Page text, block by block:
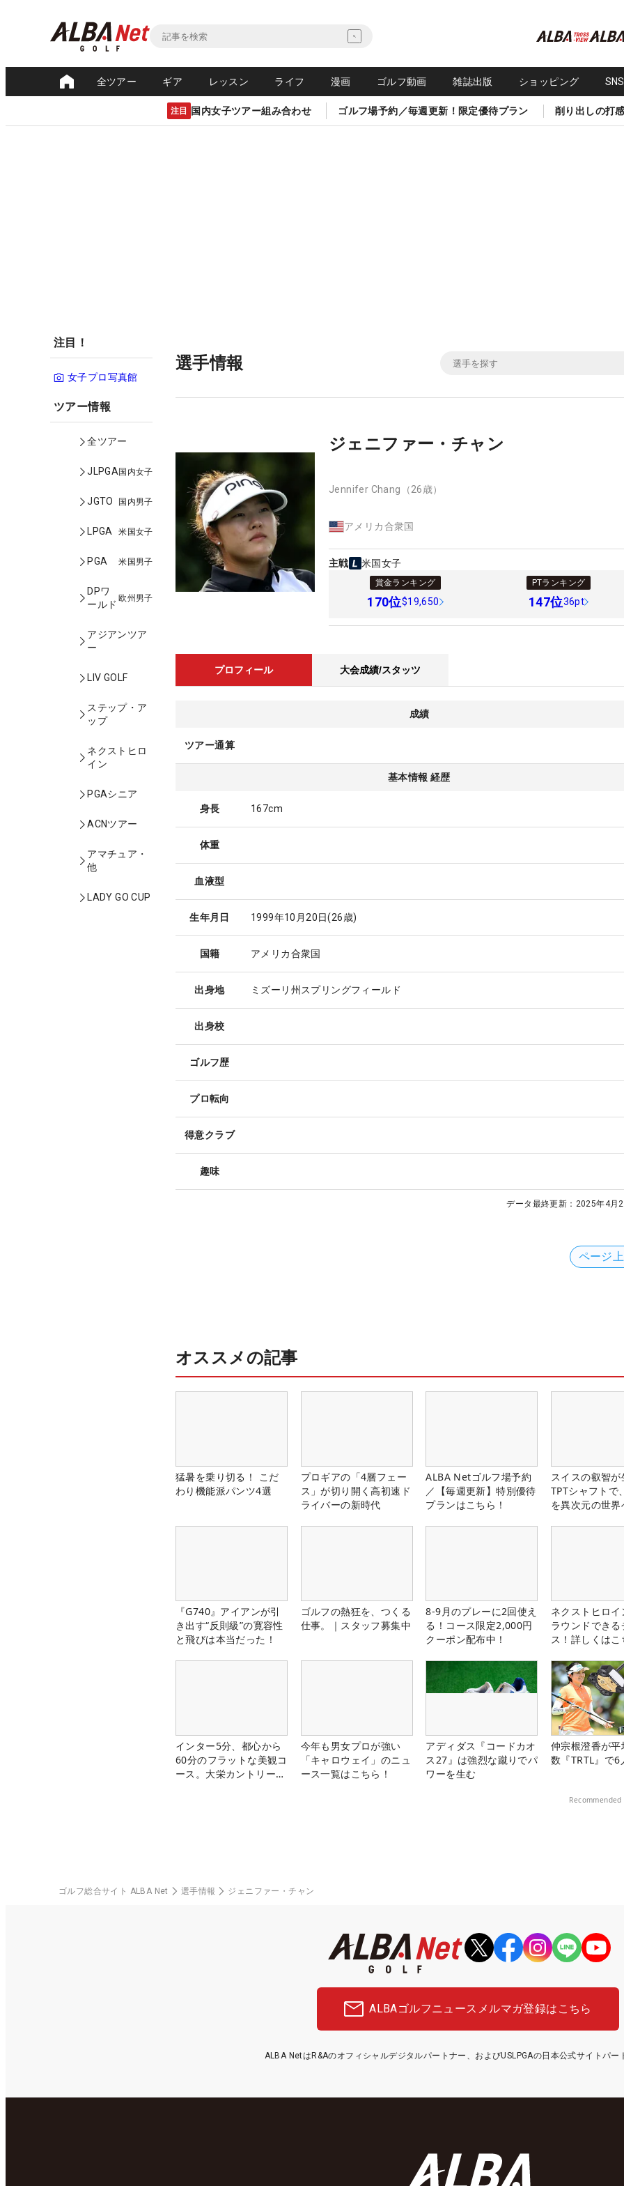
全ツアー ギア レッスン ライフ 漫画 ゴルフ動画 雑誌出版 ショッピング
注目 国内女子ツアー組み合わせ ゴルフ場予約／毎週更新！限定優待プラン 削り出しの打
注目！
女子プロ写真館
ツアー情報
全ツアー
JLPGA国内女子
JGTO 国内男子
LPGA 米国女子
PGA 米国男子
DPワ
ールド
欧州男子
アジアンツア
ー
LIV GOLF
ステップ・ア
ップ
ネクストヒロ
イン
PGAシニア
ACNツアー
アマチュア・
他
LADY GO CUP
選手情報
ジェニファー・チャン
Jennifer Chang （26歳）
アメリカ合衆国
主戦 米国女子
賞金ランキング
170位$19,650
PTランキング
147位36pt
プロフィール 大会成績/スタッツ
成績
ツアー通算
基本情報 経歴
身長 167cm
体重
血液型
生年月日 1999年10月20日(26歳)
国籍 アメリカ合衆国
出身地 ミズーリ州スプリングフィールド
出身校
ゴルフ歴
プロ転向
得意クラブ
趣味
データ最終更新： 2025年4月
ページ
オススメの記事
猛暑を乗り切る！ こだ
わり機能派パンツ4選
プロギアの「4層フェー
ス」が切り開く高初速ド
ライバーの新時代
ALBA Netゴルフ場予約
／【毎週更新】特別優待
プランはこちら！
スイスの叡智
TPTシャフトで
を異次元の世界
『G740』アイアンが引
き出す“反則級”の寛容性
と飛びは本当だった！
ゴルフの熱狂を、つくる
仕事。｜スタッフ募集中
8-9月のプレーに2回使え
る！コース限定2,000円
クーポン配布中！
ネクストヒロイ
ラウンドできる
ス！詳しくはこ
インター5分、都心から
60分のフラットな美観コ
ース。大栄カントリー俱
今年も男女プロが強い
「キャロウェイ」のニュ
ース一覧はこちら！
アディダス『コードカオ
ス27』は強烈な蹴りでパ
ワーを生む
仲宗根澄香が平
数『TRTL』で6
Recommended
ゴルフ総合サイト ALBA Net 選手情報 ジェニファー・チャン
ALBAゴルフニュース メルマガ登録はこちら
ALBA NetはR&Aのオフィシャルデジタルパートナー、およびUSLPGAの日本公式サイトパー